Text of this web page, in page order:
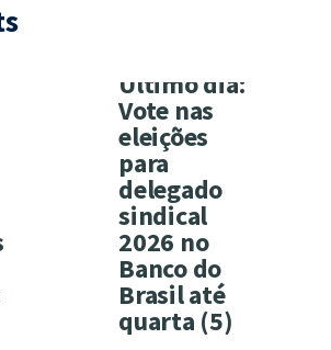
Último dia:
Vote nas
eleições
para
delegado
sindical
2026 no
Banco do
Brasil até
quarta (5)